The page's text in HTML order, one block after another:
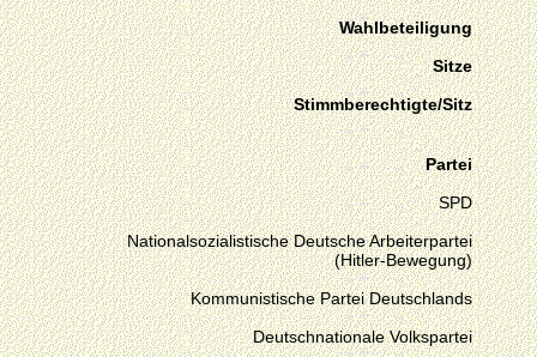
Wahlbeteiligung
Sitze
Stimmberechtigte/Sitz
Partei
SPD
Nationalsozialistische Deutsche Arbeiterpartei
(Hitler-Bewegung)
Kommunistische Partei Deutschlands
Deutschnationale Volkspartei